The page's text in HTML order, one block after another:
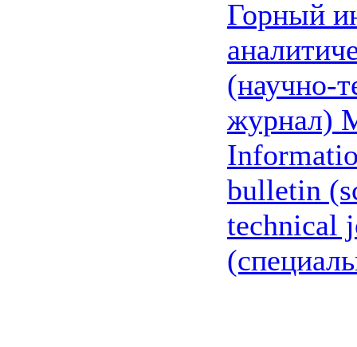
Горный
(научно-
журнал)
bulletin
technical